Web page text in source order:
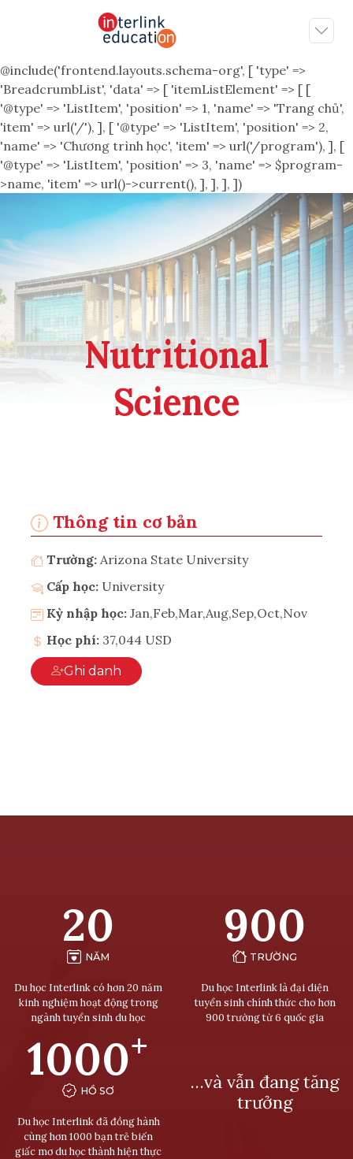
@include('frontend.layouts.schema-org', [ 'type' =>
'BreadcrumbList', 'data' => [ 'itemListElement' => [ [
'@type' => 'ListItem', 'position' => 1, 'name' => 'Trang chủ',
'item' => url('/'), ], [ '@type' => 'ListItem', 'position' => 2,
'name' => 'Chương trình học', 'item' => url('/program'), ], [
'@type' => 'ListItem', 'position' => 3, 'name' => $program-
>name, 'item' => url()->current(), ], ], ], ])
Nutritional
Science
Thông tin cơ bản
Trường: Arizona State University
Cấp học: University
Kỳ nhập học: Jan,Feb,Mar,Aug,Sep,Oct,Nov
Học phí: 37,044 USD
Ghi danh
20
NĂM
Du học Interlink có hơn 20 năm
kinh nghiệm hoạt động trong
ngành tuyển sinh du học
900
TRƯỜNG
Du học Interlink là đại diện
tuyển sinh chính thức cho hơn
900 trường từ 6 quốc gia
1000+
HỒ SƠ
Du học Interlink đã đồng hành
cùng hơn 1000 bạn trẻ biến
giấc mơ du học thành hiện thực
…và vẫn đang tăng
trưởng